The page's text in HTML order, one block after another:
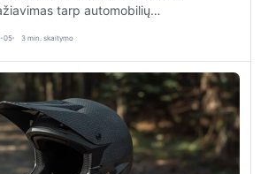
tarp automobilių…
05 3 min. skaitymo